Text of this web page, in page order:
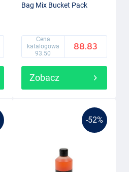
Bag Mix Bucket Pack
Cena
katalogowa
93.50
88.83
Zobacz
-52%